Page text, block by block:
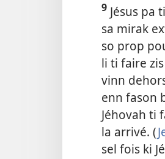
9 Jésus pa
sa mirak
so prop
li ti faire
vinn
enn fason
Jéhovah ti
la arrivé. (
sel fois ki